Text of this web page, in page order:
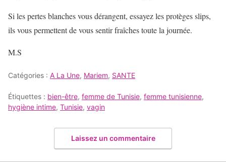
Si les pertes blanches vous dérangent, essayez les protèges slips,
ils vous permettent de vous sentir fraîches toute la journée.
M.S
Catégories : A La Une, Mariem, SANTE
Étiquettes : bien-être, femme de Tunisie, femme tunisienne,
hygiène intime, Tunisie, vagin
Laissez un commentaire